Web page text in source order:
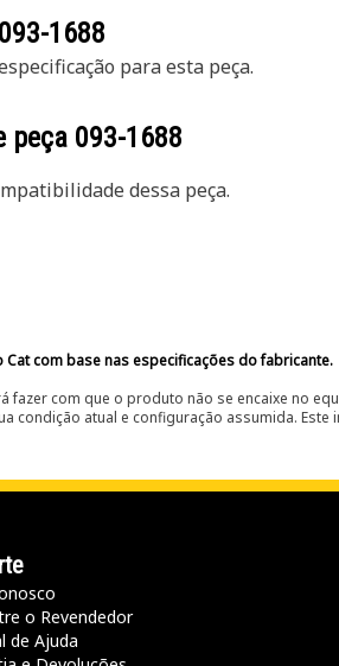
093-1688
para esta peça.
peça 093-1688
dessa peça.
com base nas especificações do fabricante.
com que o produto não se encaixe no
condição atual e configuração assumida.
o Revendedor
de Ajuda